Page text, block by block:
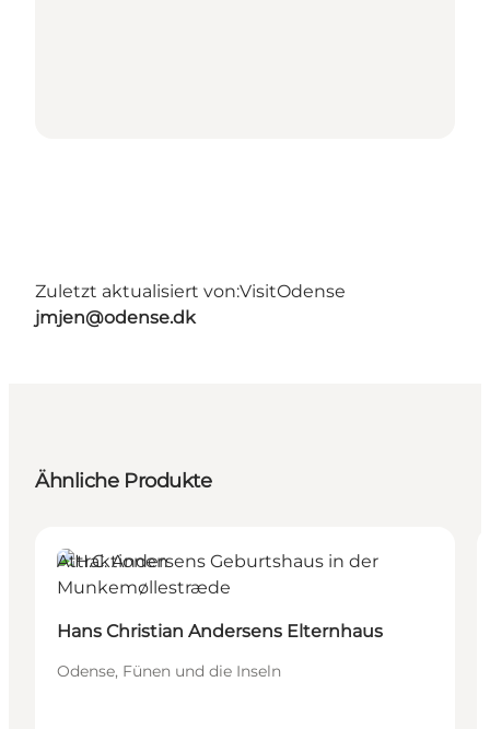
Zuletzt aktualisiert von:VisitOdense
jmjen@odense.dk
Ähnliche Produkte
Attraktionen
Hans Christian Andersens Elternhaus
Odense, Fünen und die Inseln